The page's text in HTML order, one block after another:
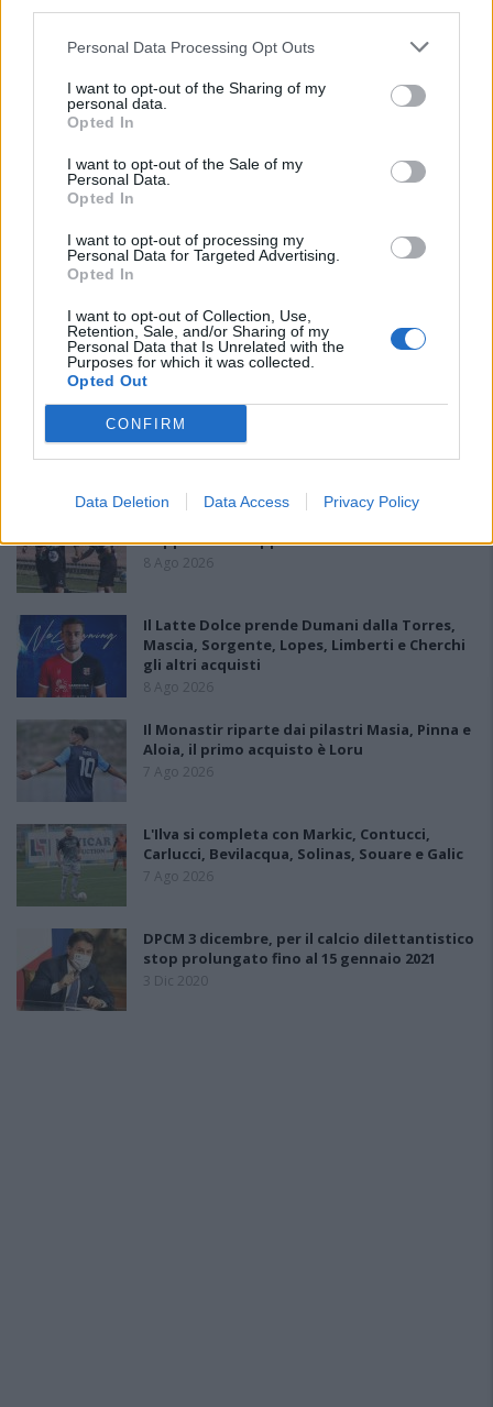
Personal Data Processing Opt Outs
I want to opt-out of the Sharing of my
personal data.
Opted In
I want to opt-out of the Sale of my
Personal Data.
Opted In
I want to opt-out of processing my
Personal Data for Targeted Advertising.
Opted In
I want to opt-out of Collection, Use,
Retention, Sale, and/or Sharing of my
Personal Data that Is Unrelated with the
Purposes for which it was collected.
Opted Out
CONFIRM
Data Deletion Data Access Privacy Policy
doppietta di Tapparello
8 Ago 2026
Il Latte Dolce prende Dumani dalla Torres,
Mascia, Sorgente, Lopes, Limberti e Cherchi
gli altri acquisti
8 Ago 2026
Il Monastir riparte dai pilastri Masia, Pinna e
Aloia, il primo acquisto è Loru
7 Ago 2026
L'Ilva si completa con Markic, Contucci,
Carlucci, Bevilacqua, Solinas, Souare e Galic
7 Ago 2026
DPCM 3 dicembre, per il calcio dilettantistico
stop prolungato fino al 15 gennaio 2021
3 Dic 2020